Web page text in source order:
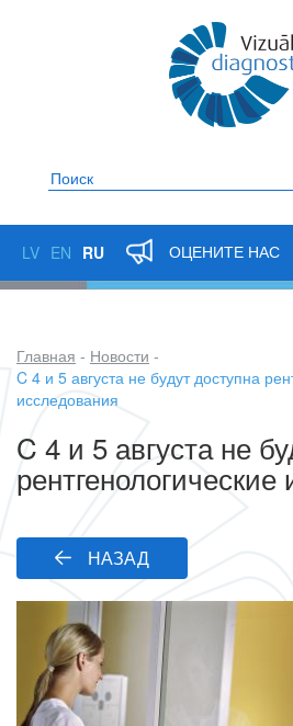
Поиск
LV EN RU ОЦЕНИТЕ НАС
Строка
навигации
Главная
Новости
C 4 и 5 августа не будут доступна
исследования
C 4 и 5 августа не
НАЗАД